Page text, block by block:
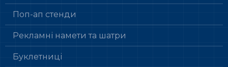
Поп-ап стенди
Рекламні намети та шатри
Буклетниці